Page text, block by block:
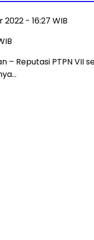
- 16:27 WIB
– Reputasi PTPN